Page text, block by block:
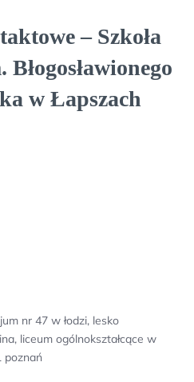
– Szkoła
w Łapszach
nr 47 w łodzi, lesko
liceum ogólnokształcące w
poznań